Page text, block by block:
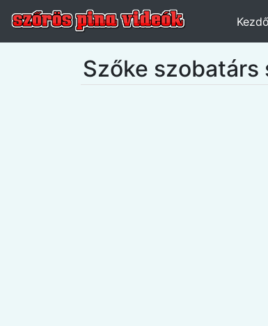
Szőke szobatárs